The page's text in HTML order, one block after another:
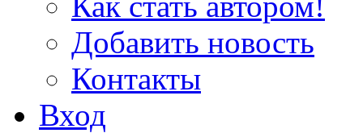
Добавить новость
Контакты
Вход